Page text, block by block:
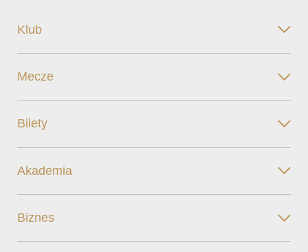
Klub
Mecze
Bilety
Akademia
Biznes